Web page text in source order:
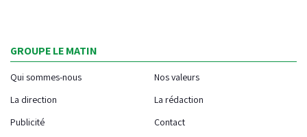
GROUPE LE MATIN
Qui sommes-nous
Nos valeurs
La direction
La rédaction
Publicité
Contact